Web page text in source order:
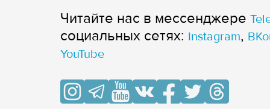
Читайте нас в мессенджере
cоциальных сетях: Instagram,
YouTube